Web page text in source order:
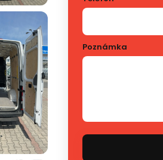
Poznámka